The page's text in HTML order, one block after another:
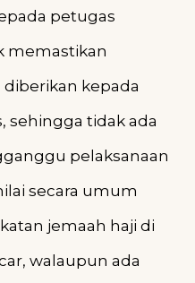
petugas
memastikan
kepada
sehingga tidak ada
pelaksanaan
secara umum
jemaah haji di
walaupun ada